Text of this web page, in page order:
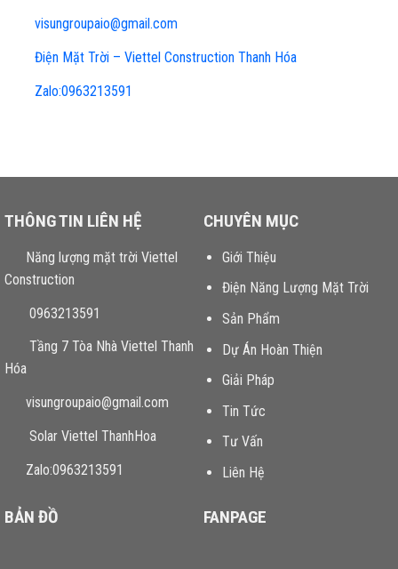
visungroupaio@gmail.com
Điện Mặt Trời – Viettel Construction Thanh Hóa
Zalo:0963213591
THÔNG TIN LIÊN HỆ
Năng lượng mặt trời Viettel
Construction
0963213591
Tầng 7 Tòa Nhà Viettel Thanh
Hóa
visungroupaio@gmail.com
Solar Viettel ThanhHoa
Zalo:0963213591
CHUYÊN MỤC
Giới Thiệu
Điện Năng Lượng Mặt Trời
Sản Phẩm
Dự Án Hoàn Thiện
Giải Pháp
Tin Tức
Tư Vấn
Liên Hệ
BẢN ĐỒ FANPAGE